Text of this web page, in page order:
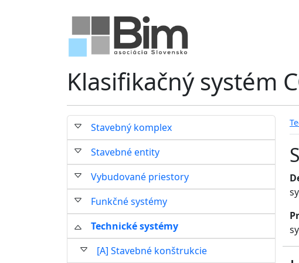
Klasifikačný systém
Stavebný komplex
Stavebné entity
Vybudované priestory
Funkčné systémy
Technické systémy
[A] Stavebné konštrukcie